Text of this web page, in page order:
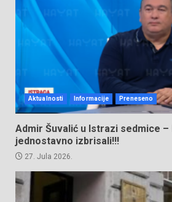
Aktualnosti Informacije Preneseno
Admir Šuvalić u Istrazi sedmice –
jednostavno izbrisali!!!
27. Jula 2026.